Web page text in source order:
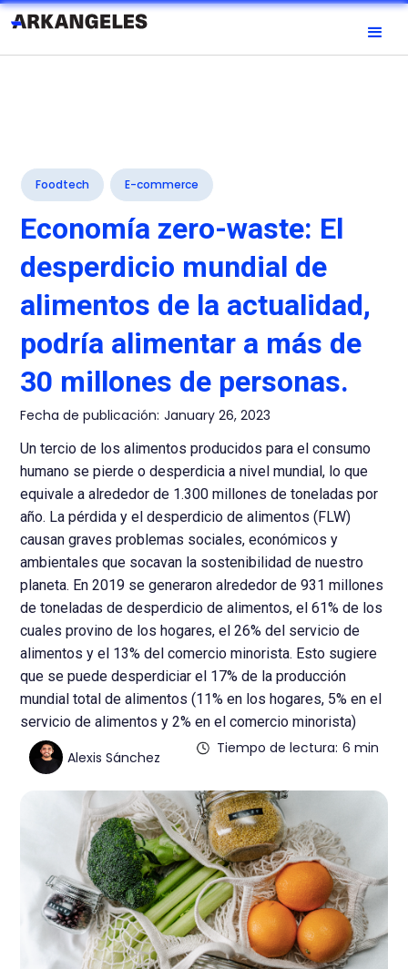
Foodtech E-commerce
Economía zero-waste: El
desperdicio mundial de
alimentos de la actualidad,
podría alimentar a más de
30 millones de personas.
Fecha de publicación: January 26, 2023
Un tercio de los alimentos producidos para el consumo
humano se pierde o desperdicia a nivel mundial, lo que
equivale a alrededor de 1.300 millones de toneladas por
año. La pérdida y el desperdicio de alimentos (FLW)
causan graves problemas sociales, económicos y
ambientales que socavan la sostenibilidad de nuestro
planeta. En 2019 se generaron alrededor de 931 millones
de toneladas de desperdicio de alimentos, el 61% de los
cuales provino de los hogares, el 26% del servicio de
alimentos y el 13% del comercio minorista. Esto sugiere
que se puede desperdiciar el 17% de la producción
mundial total de alimentos (11% en los hogares, 5% en el
servicio de alimentos y 2% en el comercio minorista)
Alexis Sánchez
Tiempo de lectura: 6 min